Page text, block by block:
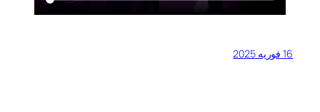
16 فوریه 2025